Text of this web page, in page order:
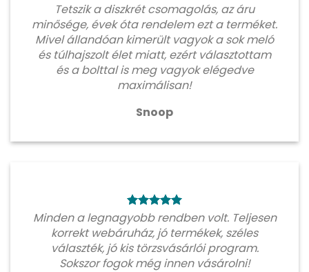
Tetszik a diszkrét csomagolás, az áru
minősége, évek óta rendelem ezt a terméket.
Mivel állandóan kimerült vagyok a sok meló
és túlhajszolt élet miatt, ezért választottam
és a bolttal is meg vagyok elégedve
maximálisan!
Snoop
Minden a legnagyobb rendben volt. Teljesen
korrekt webáruház, jó termékek, széles
választék, jó kis törzsvásárlói program.
Sokszor fogok még innen vásárolni!